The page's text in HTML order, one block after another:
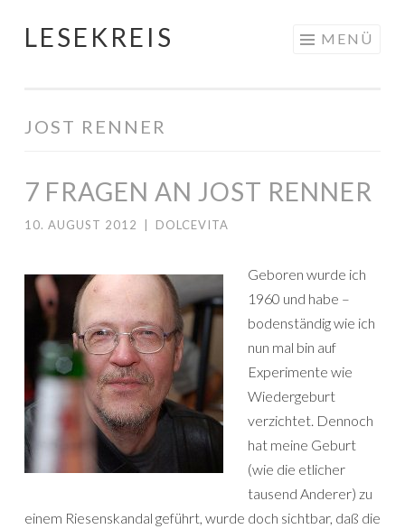
Springe
LESEKREIS MENÜ
JOST RENNER
7 FRAGEN AN JOST RENNER
10. AUGUST 2012 DOLCEVITA
Geboren wurde ich
1960 und habe –
bodenständig wie ich
nun mal bin auf
Experimente wie
Wiedergeburt
verzichtet. Dennoch
hat meine Geburt
(wie die etlicher
tausend Anderer) zu
einem Riesenskandal geführt, wurde doch sichtbar, daß die